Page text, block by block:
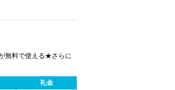
無料で使える★さらに
礼金